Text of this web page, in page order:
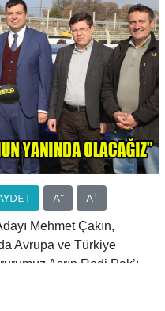
A- A+
Mehmet Çakın,
Avrupa ve Türkiye
Asrın Rodi Pak’ı